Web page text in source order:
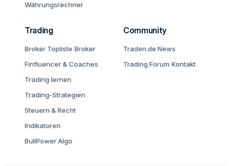
Währungsrechner
Trading
Broker Topliste Broker
Finfluencer & Coaches
Trading lernen
Trading-Strategien
Steuern & Recht
Indikatoren
BullPower Algo
Community
Traden.de News
Trading Forum Kontakt